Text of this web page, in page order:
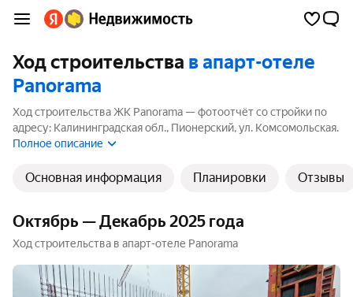
Ход строительства в апарт-отеле
Panorama
Ход строительства ЖК Panorama — фотоотчёт со стройки по
адресу: Калининградская обл., Пионерский, ул. Комсомольская.
В ЖК 1 корпус, 1 из них ещё строится. Ближайший срок сдачи —
Полное описание
Основная информация Планировки Отзывы
Октябрь — Декабрь 2025 года
Ход строительства в апарт-отеле Panorama